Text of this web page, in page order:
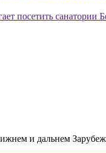
и дальнем